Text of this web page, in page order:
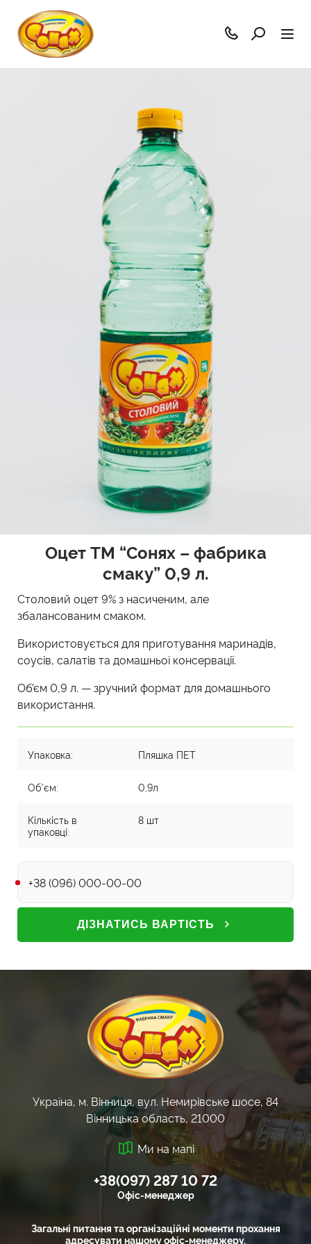
Оцет TM “Сонях – фабрика
смаку” 0,9 л.
Столовий оцет 9% з насиченим, але
збалансованим смаком.
Використовується для приготування маринадів,
соусів, салатів та домашньої консервації.
Об’єм 0,9 л. — зручний формат для домашнього
використання.
Упаковка: Пляшка ПЕТ
Об'єм: 0,9л
Кількість в
упаковці:
8 шт
ДІЗНАТИСЬ ВАРТІСТЬ
Україна, м. Вінниця, вул. Немирівське шосе, 84
Вінницька область, 21000
Ми на мапі
Офіс-менеджер
Загальні питання та організаційні моменти прохання
адресувати нашому офіс-менеджеру.
+38(097) 287 10 72